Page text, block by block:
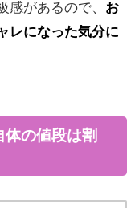
感があるので、 お
レになった気分に
の値段は割